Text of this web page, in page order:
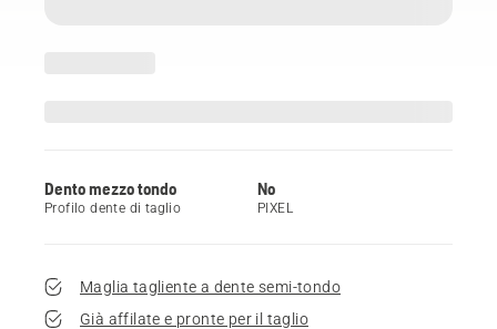
Dento mezzo tondo
Profilo dente di taglio
No
PIXEL
Maglia tagliente a dente semi-tondo
Già affilate e pronte per il taglio